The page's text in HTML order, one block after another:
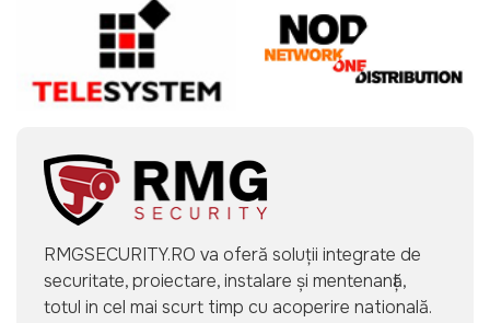
RMGSECURITY.RO va oferă soluții integrate de
securitate, proiectare, instalare și mentenanță,
totul in cel mai scurt timp cu acoperire natională.